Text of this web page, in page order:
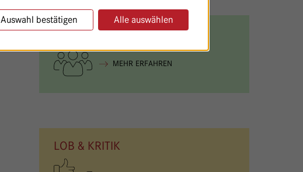
DAS BEHANDELNDE TEAM
MEHR ERFAHREN
LOB & KRITIK
Auswahl bestätigen Alle auswählen